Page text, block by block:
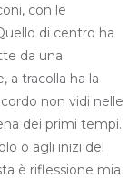
con le
di centro ha
da una
a tracolla ha la
non vidi nelle
dei primi tempi.
o agli inizi del
è riflessione mia